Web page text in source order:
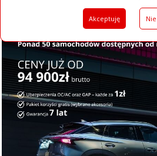
Akceptuję